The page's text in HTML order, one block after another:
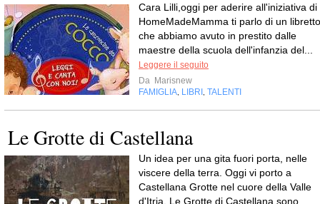
Cara Lilli,oggi per aderire all'iniziativa di
HomeMadeMamma ti parlo di un libretto
che abbiamo avuto in prestito dalle
maestre della scuola dell'infanzia del...
Leggere il seguito
Da Marisnew
FAMIGLIA LIBRI TALENTI
Le Grotte di Castellana
Un idea per una gita fuori porta, nelle
viscere della terra. Oggi vi porto a
Castellana Grotte nel cuore della Valle
d'Itria. Le Grotte di Castellana sono